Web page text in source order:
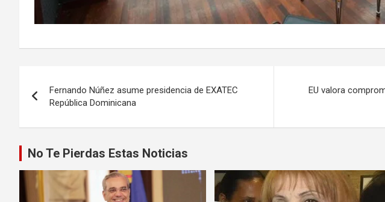
de
entradas
Fernando Núñez asume presidencia de EXATEC
República Dominicana
EU valora
No Te Pierdas Estas Noticias